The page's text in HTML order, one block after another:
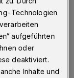
ab sofort für
vierte
Technologien
aufgeführten
oder
deaktiviert.
Inhalte und